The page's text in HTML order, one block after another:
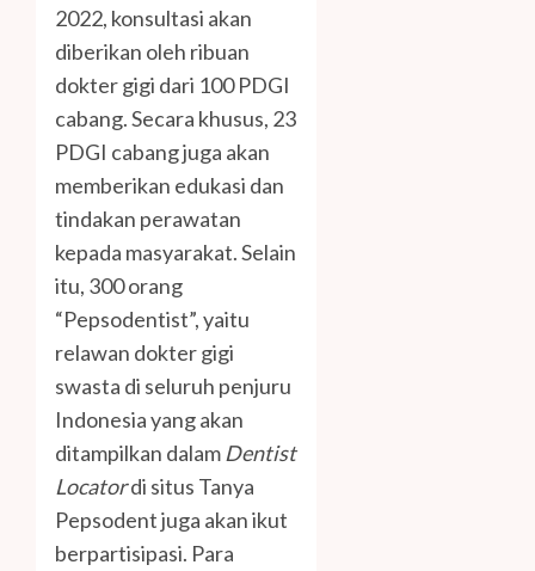
2022, konsultasi akan
diberikan oleh ribuan
dokter gigi dari 100 PDGI
cabang. Secara khusus, 23
PDGI cabang juga akan
memberikan edukasi dan
tindakan perawatan
kepada masyarakat. Selain
itu, 300 orang
“Pepsodentist”, yaitu
relawan dokter gigi
swasta di seluruh penjuru
Indonesia yang akan
ditampilkan dalam Dentist
Locatordi situs Tanya
Pepsodent juga akan ikut
berpartisipasi. Para